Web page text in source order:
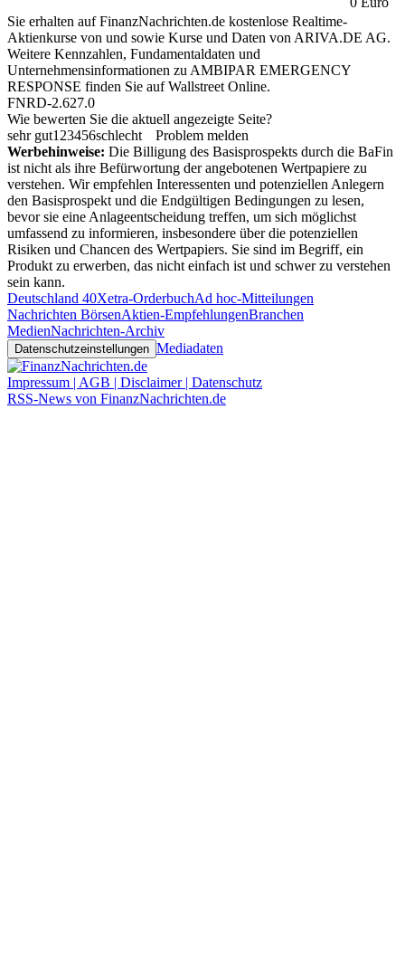
Sie erhalten auf FinanzNachrichten.de kostenlose Realtime-
Aktienkurse von und sowie Kurse und Daten von ARIVA.DE AG.
Weitere Kennzahlen, Fundamentaldaten und
Unternehmensinformationen zu AMBIPAR EMERGENCY
RESPONSE finden Sie aufWallstreet Online.
FNRD-2.627.0
Wie bewerten Sie die aktuell angezeigte Seite?
sehr gut1 23456schlecht
Problem melden
Werbehinweise: Die Billigung des Basisprospekts durch die BaFin
ist nicht als ihre Befürwortung der angebotenen Wertpapiere zu
verstehen. Wir empfehlen Interessenten und potenziellen Anlegern
den Basisprospekt und die Endgültigen Bedingungen zu lesen,
bevor sie eine Anlageentscheidung treffen, um sich möglichst
umfassend zu informieren, insbesondere über die potenziellen
Risiken und Chancen des Wertpapiers. Sie sind im Begriff, ein
Produkt zu erwerben, das nicht einfach ist und schwer zu verstehen
sein kann.
Deutschland 40Xetra-OrderbuchAd hoc-Mitteilungen
Nachrichten BörsenAktien-EmpfehlungenBranchen
MedienNachrichten-Archiv
Datenschutzeinstellungen Mediadaten
Impressum | AGB | Disclaimer | Datenschutz
RSS-News von FinanzNachrichten.de